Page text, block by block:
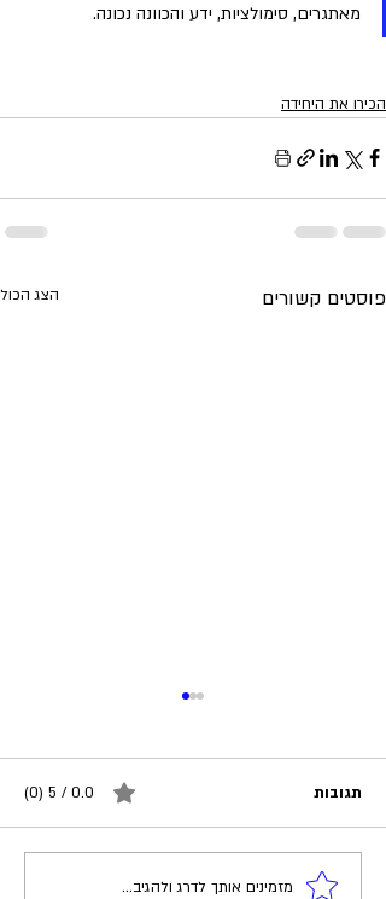
מאתגרים, סימולציות, ידע והכוונה נכונה.
הכירו את היחידה
פוסטים קשורים הצג הכול
תגובות 0.0 / 5 ‏(0)
מזמינים אותך לדרג ולהגיב...